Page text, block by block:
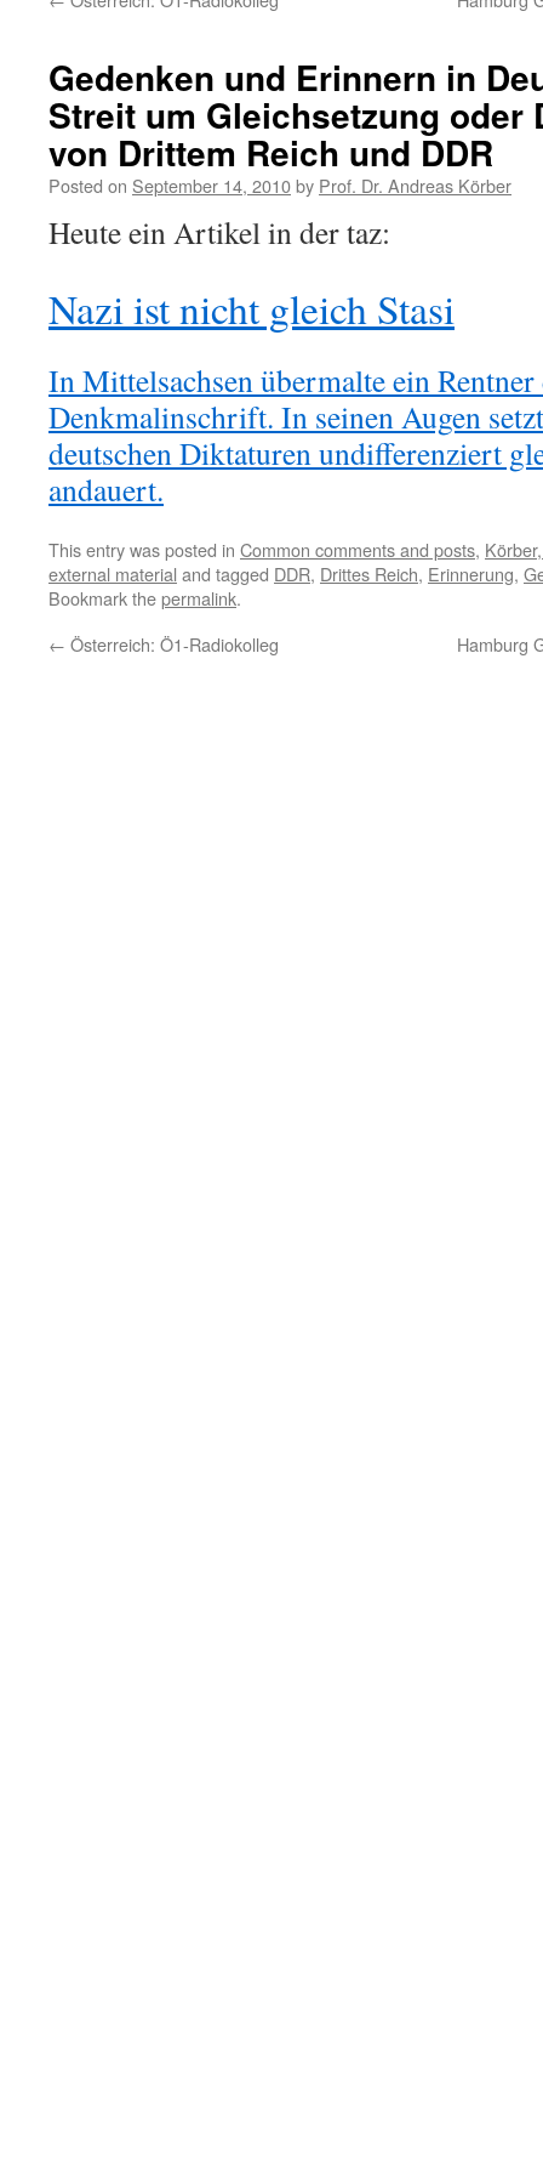
Gedenken und Erinnern in
Streit um Gleichsetzung oder
von Drittem Reich und DDR
Posted on September 14, 2010by Prof. Dr. Andreas Körber
Heute ein Artikel in der taz:
Nazi ist nicht gleich Stasi
In Mittelsachsen übermalte ein Rentner
Denkmalinschrift. In seinen Augen
deutschen Diktaturen undifferenziert
andauert.
This entry was posted in Common comments and posts,
external material and tagged DDR, Drittes Reich, Erinnerung,
Bookmark thepermalink.
← Österreich: Ö1-Radiokolleg Hamburg